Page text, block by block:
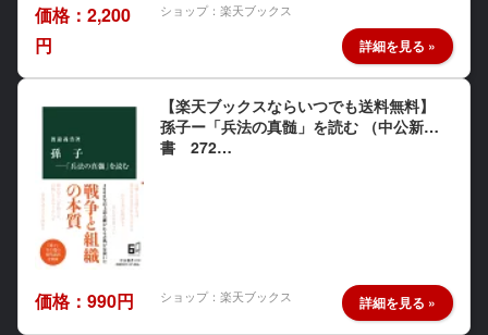
価格：2,200
円
ショップ：楽天ブックス
【楽天ブックスならいつでも送料無料】
孫子ー「兵法の真髄」を読む （中公新
書 272…
価格：990円 ショップ：楽天ブックス